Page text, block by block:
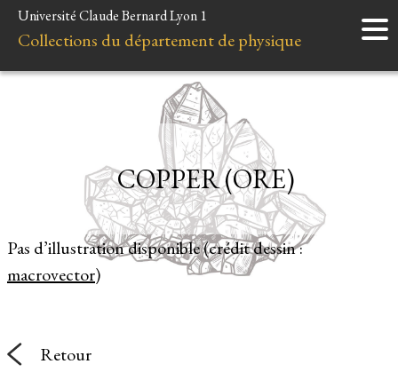
Accueil
Instruments
Liens et ressources
Université Claude Bernard Lyon 1
Collections du département de physique
Pas d’illustration disponible (crédit dessin :
macrovector)
COPPER (ORE)
Retour